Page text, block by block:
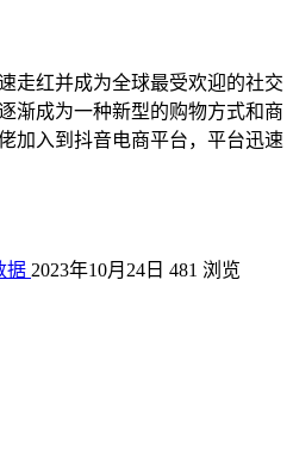
走红并成为全球最受欢迎的社交
渐成为一种新型的购物方式和商
加入到抖音电商平台，平台迅速
据 2023年10月24日 481 浏览